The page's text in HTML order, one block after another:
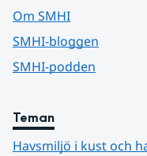
Om SMHI
SMHI-bloggen
SMHI-podden
Teman
Havsmiljö i kust och